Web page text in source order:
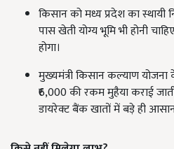
किसान को मध्य प्रदेश का
पास खेती योग्य भूमि भी होनी
होगा।
मुख्यमंत्री किसान कल्याण
₹6,000 की रकम मुहैया कराई
डायरेक्ट बैंक खातों में बड़े ही